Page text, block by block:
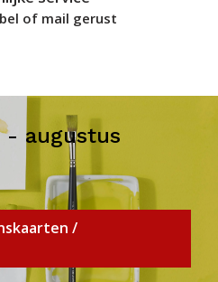
of mail gerust
augustus
/